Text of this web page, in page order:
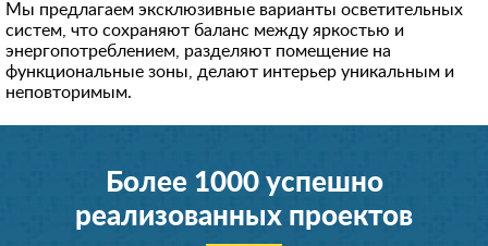
Мы предлагаем эксклюзивные варианты осветительных
систем, что сохраняют баланс между яркостью и
энергопотреблением, разделяют помещение на
функциональные зоны, делают интерьер уникальным и
неповторимым.
Более 1000 успешно
реализованных проектов